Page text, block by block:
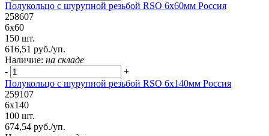
Полукольцо с шурупной резьбой RSO 6х60мм Россия
258607
6х60
150 шт.
616,51 руб./уп.
Наличие: на складе
-
+
Полукольцо с шурупной резьбой RSO 6х140мм Россия
259107
6х140
100 шт.
674,54 руб./уп.